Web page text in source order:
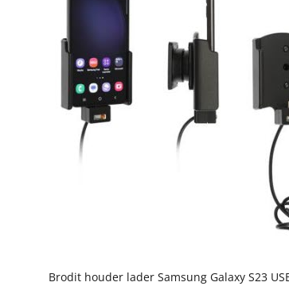
Brodit houder lader Samsung Galaxy S23